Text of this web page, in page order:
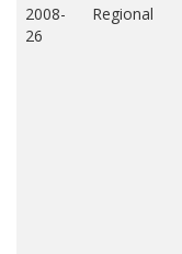
2008-
26
Regional